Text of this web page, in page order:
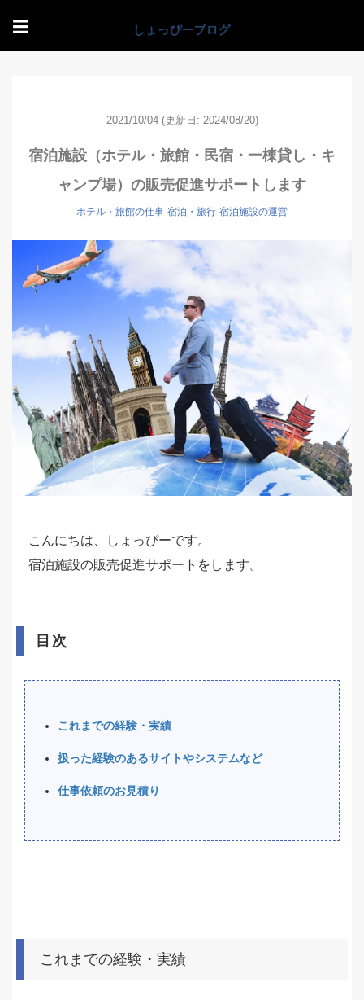
☰
2021/10/04 (更新日: 2024/08/20)
宿泊施設（ホテル・旅館・民宿・一棟貸し・キ
ャンプ場）の販売促進サポートします
ホテル・旅館の仕事 宿泊・旅行 宿泊施設の運営
こんにちは、しょっぴーです。
宿泊施設の販売促進サポートをします。
目次
これまでの経験・実績
扱った経験のあるサイトやシステムなど
仕事依頼のお見積り
これまでの経験・実績